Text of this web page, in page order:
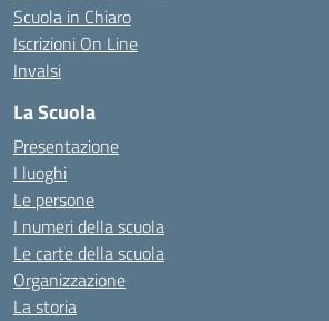
Scuola in Chiaro
Iscrizioni On Line
Invalsi
La Scuola
Presentazione
I luoghi
Le persone
I numeri della scuola
Le carte della scuola
Organizzazione
La storia